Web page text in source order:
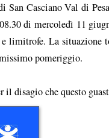
Casciano Val di
di mercoledì 11
limitrofe. La situazione
pomeriggio.
disagio che questo